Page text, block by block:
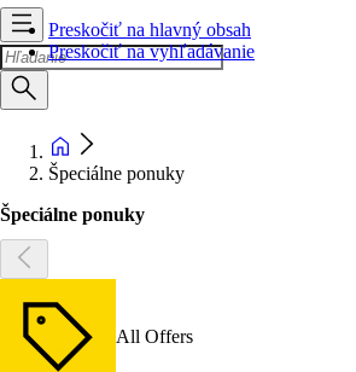
Preskočiť na hlavný obsah
Preskočiť na vyhľadávanie
Špeciálne ponuky
Špeciálne ponuky
All Offers